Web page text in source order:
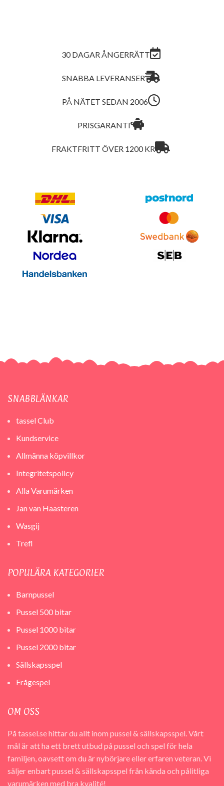
30 DAGAR ÅNGERRÄTT
SNABBA LEVERANSER
PÅ NÄTET SEDAN 2006
PRISGARANTI
FRAKTFRITT ÖVER 1200 KR
SNABBLÄNKAR
tassel Club
Kundservice
Allmänna köpvillkor
Integritetspolicy
Alla Varumärken
Jan van Haasteren
Wasgij
Trefl
POPULÄRA KATEGORIER
Barnpussel
Pussel 500 bitar
Pussel 1000 bitar
Pussel 2000 bitar
Sällskapsspel
Frågespel
OM OSS
På tassel.se hittar du allt inom pussel & sällskapsspel. Vårt
mål är att ha ett brett utbud på pussel och spel för hela
familjen, oavsett om du är nybörjare eller erfaren veteran. Vi
säljer enbart pussel & sällskapsspel från kända och pålitliga
varumärken med bra kvalité!